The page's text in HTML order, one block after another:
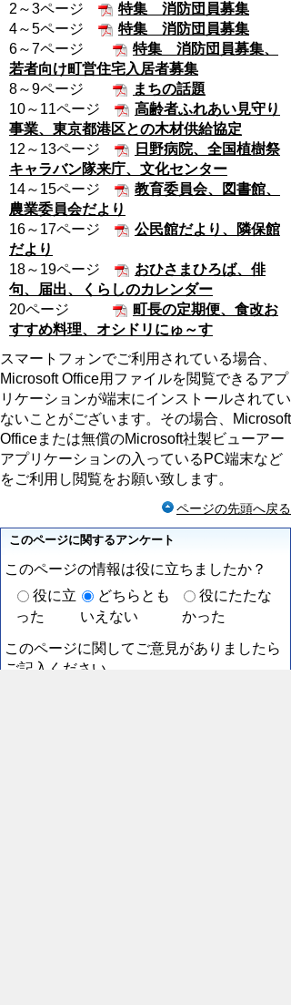
2～3ページ
特集 消防団員募集
4～5ページ
特集 消防団員募集
6～7ページ
特集 消防団員募集、
若者向け町営住宅入居者募集
8～9ページ
まちの話題
10～11ページ
高齢者ふれあい見守り
事業、東京都港区との木材供給協定
12～13ページ
日野病院、全国植樹祭
キャラバン隊来庁、文化センター
14～15ページ
教育委員会、図書館、
農業委員会だより
16～17ページ
公民館だより、隣保館
だより
18～19ページ
おひさまひろば、俳
句、届出、くらしのカレンダー
20ページ
町長の定期便、食改お
すすめ料理、オシドリにゅ～す
スマートフォンでご利用されている場合、
Microsoft Office用ファイルを閲覧できるアプ
リケーションが端末にインストールされてい
ないことがございます。その場合、Microsoft
Officeまたは無償のMicrosoft社製ビューアー
アプリケーションの入っているPC端末など
をご利用し閲覧をお願い致します。
ページの先頭へ戻る
このページに関するアンケート
このページの情報は役に立ちましたか？
役に立
った
どちらとも
いえない
役にたたな
かった
このページに関してご意見がありましたら
ご記入ください。